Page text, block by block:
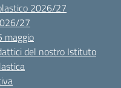
2026/27
27
maggio
del nostro Istituto